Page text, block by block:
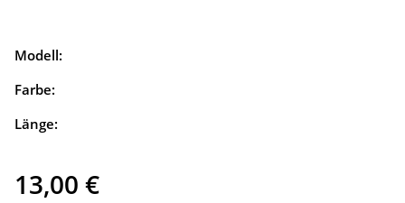
Modell:
Farbe:
Länge:
13,00 €